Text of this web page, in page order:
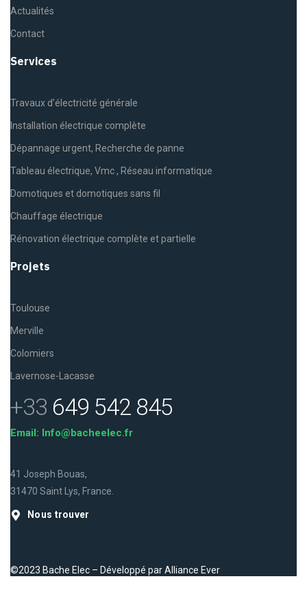
Actualités
Contact
Services
Travaux d’électricité générale
Installation électrique complète
Dépannage urgent, Recherche de panne
Tableau électrique, Vmc , Réseau informatique
Domotiques et domotiques sans fil
Chauffage électrique
Rénovation électrique complète et partielle
Projets
Toulouse
Merville
Colomiers
Lavernose-Lacasse
+33 649 542 845
Email: Info@bacheelec.fr
41 Joseph Bouas,
31470 Saint Lys, France.
Nous trouver
©2023 Bache Elec – Développé parAlliance Ever